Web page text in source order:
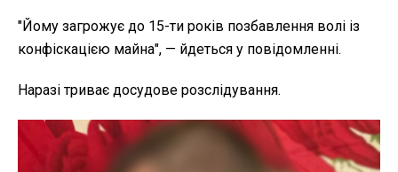
"Йому загрожує до 15-ти років позбавлення волі із
конфіскацією майна", — йдеться у повідомленні.
Наразі триває досудове розслідування.